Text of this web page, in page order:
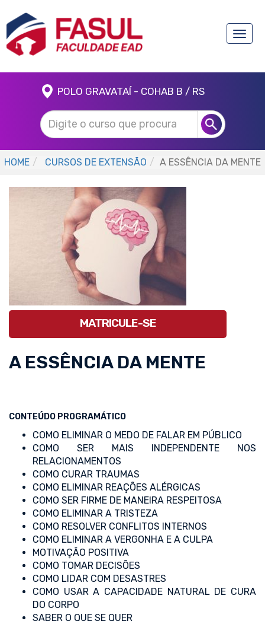
Toggle
POLO GRAVATAÍ - COHAB B / RS
HOME CURSOS DE EXTENSÃO A ESSÊNCIA DA MENTE
MATRICULE-SE
A ESSÊNCIA DA MENTE
CONTEÚDO PROGRAMÁTICO
COMO ELIMINAR O MEDO DE FALAR EM PÚBLICO
COMO SER MAIS INDEPENDENTE NOS
RELACIONAMENTOS
COMO CURAR TRAUMAS
COMO ELIMINAR REAÇÕES ALÉRGICAS
COMO SER FIRME DE MANEIRA RESPEITOSA
COMO ELIMINAR A TRISTEZA
COMO RESOLVER CONFLITOS INTERNOS
COMO ELIMINAR A VERGONHA E A CULPA
MOTIVAÇÃO POSITIVA
COMO TOMAR DECISÕES
COMO LIDAR COM DESASTRES
COMO USAR A CAPACIDADE NATURAL DE CURA
DO CORPO
SABER O QUE SE QUER